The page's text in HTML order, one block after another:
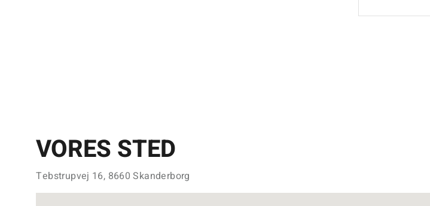
VORES STED
Tebstrupvej 16, 8660 Skanderborg